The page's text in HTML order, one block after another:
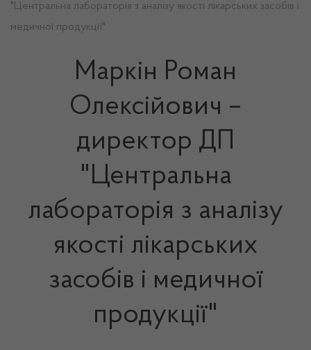
"Центральна лабораторія з аналізу якості лікарських засобів і
медичної продукції"
Маркін Роман
Олексійович –
директор ДП
"Центральна
лабораторія з аналізу
якості лікарських
засобів і медичної
продукції"